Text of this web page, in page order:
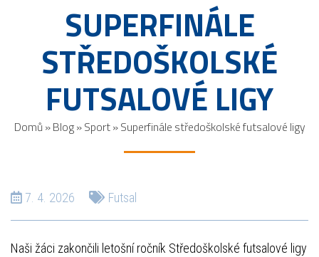
SUPERFINÁLE
STŘEDOŠKOLSKÉ
FUTSALOVÉ LIGY
Domů »Blog»Sport»Superfinále středoškolské futsalové ligy
7. 4. 2026 Futsal
Naši žáci zakončili letošní ročník Středoškolské futsalové ligy